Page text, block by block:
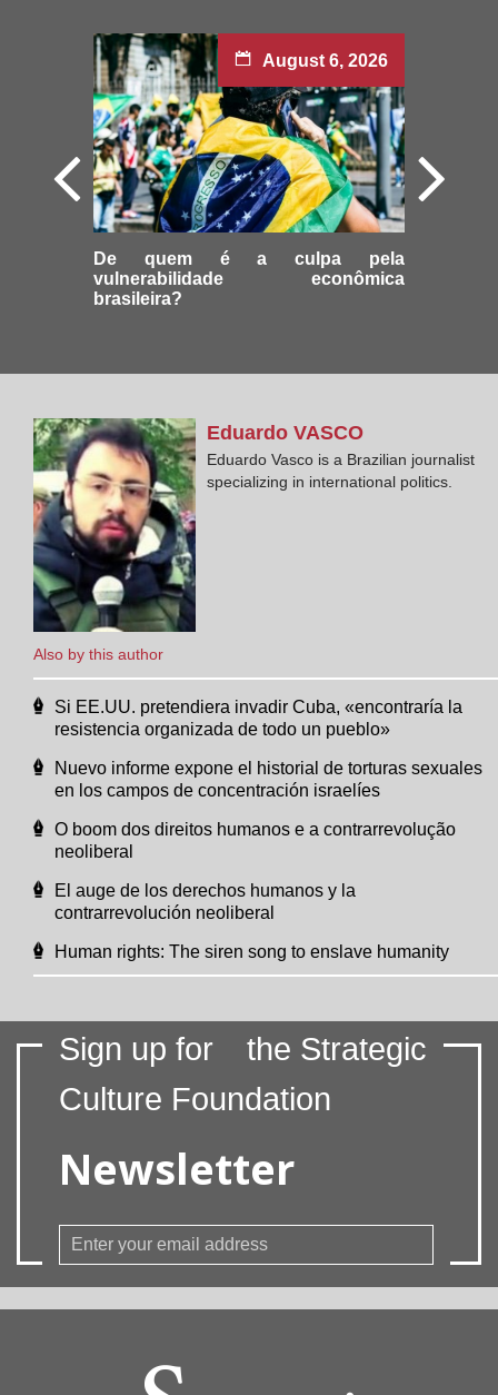
August 6, 2026
De quem é a culpa pela
vulnerabilidade econômica
brasileira?
Also by this author
EduardoVASCO
Eduardo Vasco is a Brazilian journalist
specializing in international politics.
Si EE.UU. pretendiera invadir Cuba, «encontraría la
resistencia organizada de todo un pueblo»
Nuevo informe expone el historial de torturas sexuales
en los campos de concentración israelíes
O boom dos direitos humanos e a contrarrevolução
neoliberal
El auge de los derechos humanos y la
contrarrevolución neoliberal
Human rights: The siren song to enslave humanity
Sign up for
the Strategic
Culture Foundation
Newsletter